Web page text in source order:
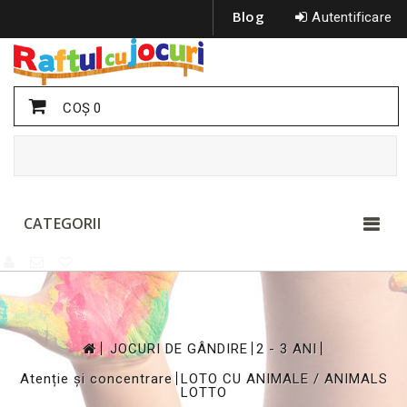
Autentificare
Blog
COŞ0
CATEGORII
JOCURI DE GÂNDIRE 2 - 3 ANI
Atenție și concentrare LOTO CU ANIMALE / ANIMALS
LOTTO